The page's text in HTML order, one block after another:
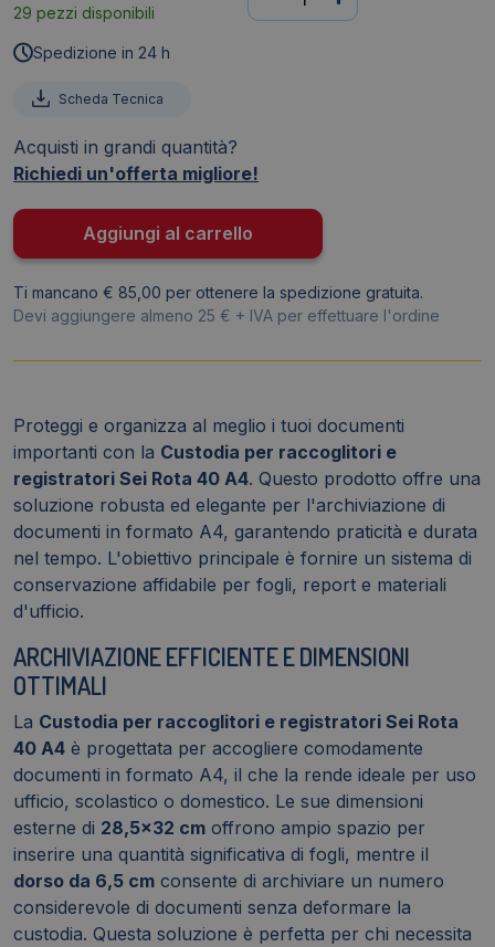
29 pezzi disponibili
per
6,5
-
A4
Nero
67144010
Spedizione in 24 h
Scheda Tecnica
Acquisti in grandi quantità?
Richiedi un'offerta migliore!
Aggiungi al carrello
Ti mancano € 85,00 per ottenere la spedizione gratuita.
Devi aggiungere almeno 25 € + IVA per effettuare l'ordine
Proteggi e organizza al meglio i tuoi documenti
importanti con la Custodia per raccoglitori e
registratori Sei Rota 40 A4. Questo prodotto offre una
soluzione robusta ed elegante per l'archiviazione di
documenti in formato A4, garantendo praticità e durata
nel tempo. L'obiettivo principale è fornire un sistema di
conservazione affidabile per fogli, report e materiali
d'ufficio.
ARCHIVIAZIONE EFFICIENTE E DIMENSIONI
OTTIMALI
La Custodia per raccoglitori e registratori Sei Rota
40 A4 è progettata per accogliere comodamente
documenti in formato A4, il che la rende ideale per uso
ufficio, scolastico o domestico. Le sue dimensioni
esterne di 28,5x32 cm offrono ampio spazio per
inserire una quantità significativa di fogli, mentre il
dorso da 6,5 cm consente di archiviare un numero
considerevole di documenti senza deformare la
custodia. Questa soluzione è perfetta per chi necessita